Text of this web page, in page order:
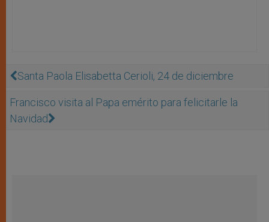
Santa Paola Elisabetta Cerioli, 24 de diciembre
Francisco visita al Papa emérito para felicitarle la
Navidad